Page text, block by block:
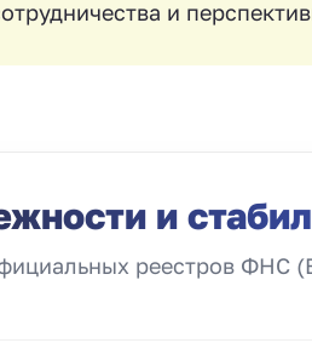
и
и
реестров ФНС